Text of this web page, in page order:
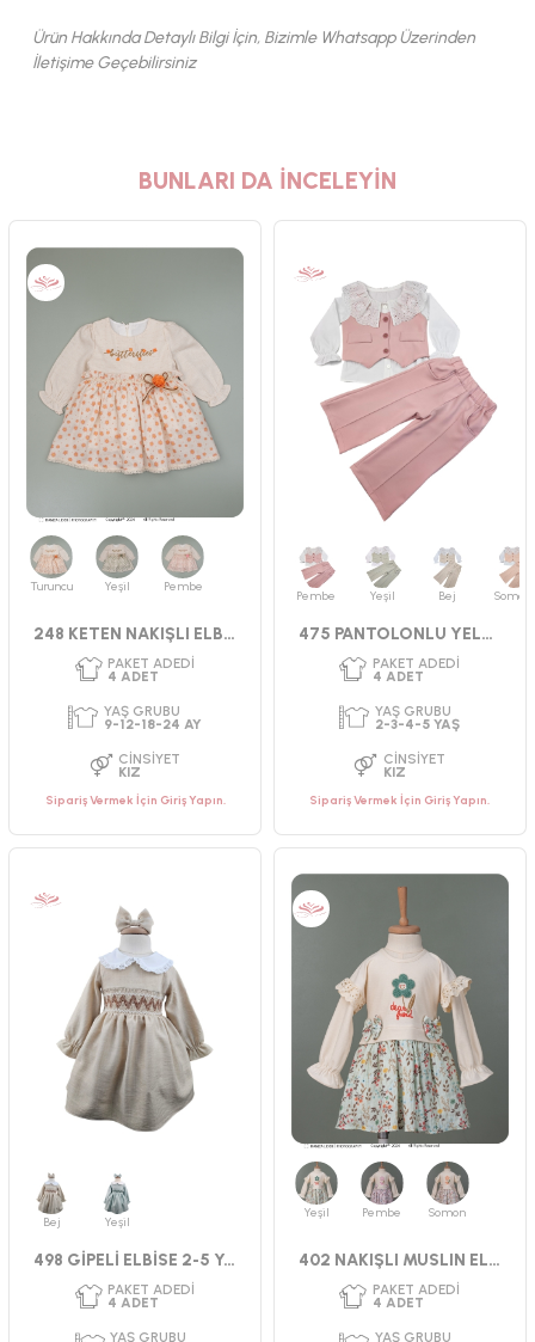
Ürün Hakkında Detaylı Bilgi İçin, Bizimle Whatsapp Üzerinden
İletişime Geçebilirsiniz
BUNLARI DA İNCELEYİN
Turuncu Yeşil Pembe
248 KETEN NAKIŞLI ELBİSE
PAKET ADEDI
4ADET
YAŞ GRUBU
9-12-18-24 AY
CINSIYET
Sipariş Vermek İçin Giriş Yapın.
Pembe Yeşil Bej Somon
475 PANTOLONLU YELEKLİ TAKIM 2-5 YAŞ
PAKET ADEDI
4ADET
YAŞ GRUBU
2-3-4-5 YAŞ
CINSIYET
KIZ
Sipariş Vermek İçin Giriş Yapın.
Bej Yeşil
498 GİPELİ ELBİSE 2-5 YAŞ
Yeşil Pembe Somon
402 NAKIŞLI MUSLIN ELBİSE 2-5 YAŞ